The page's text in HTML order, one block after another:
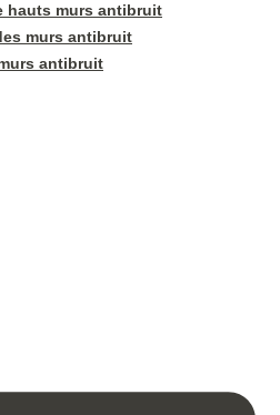
hauts murs antibruit
murs antibruit
antibruit